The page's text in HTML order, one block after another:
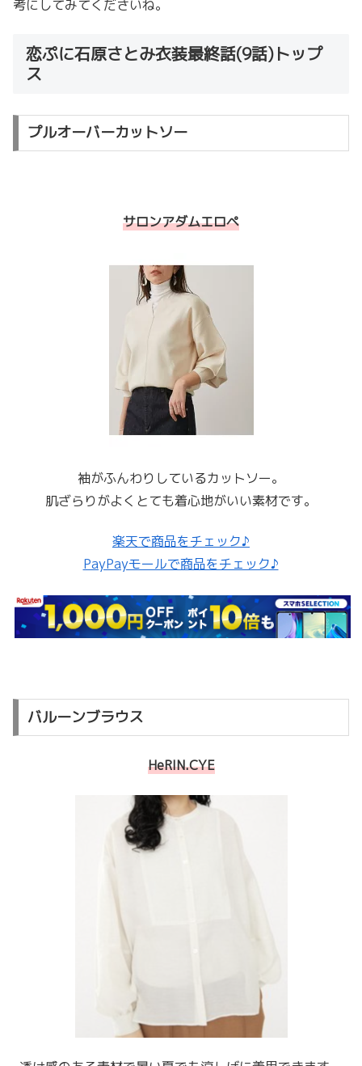
考にしてみてくださいね。
恋ぷに石原さとみ衣装最終話(9話)トップ
ス
プルオーバーカットソー
サロンアダムエロペ
袖がふんわりしているカットソー。
肌ざらりがよくとても着心地がいい素材です。
楽天で商品をチェック♪
PayPayモールで商品をチェック♪
バルーンブラウス
HeRIN.CYE